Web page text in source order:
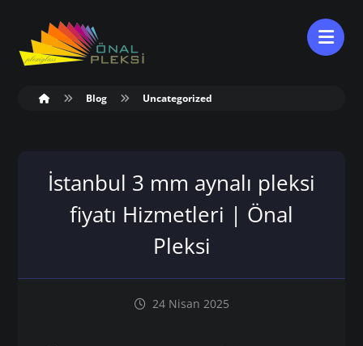
Blog Uncategorized
İstanbul 3 mm aynalı pleksi
fiyatı Hizmetleri | Önal
Pleksi
24 Nisan 2025